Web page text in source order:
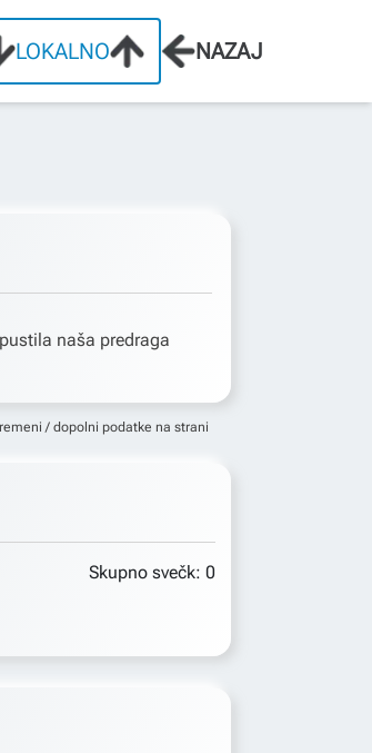
LOKALNO NAZAJ
naša predraga
/ dopolni podatke na strani
Skupno svečk: 0